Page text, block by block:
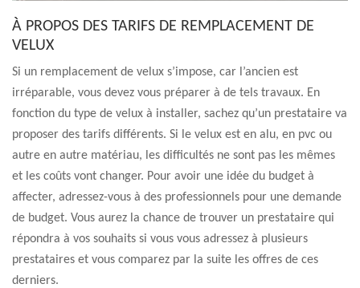
À PROPOS DES TARIFS DE REMPLACEMENT DE
VELUX
Si un remplacement de velux s’impose, car l’ancien est
irréparable, vous devez vous préparer à de tels travaux. En
fonction du type de velux à installer, sachez qu’un prestataire va
proposer des tarifs différents. Si le velux est en alu, en pvc ou
autre en autre matériau, les difficultés ne sont pas les mêmes
et les coûts vont changer. Pour avoir une idée du budget à
affecter, adressez-vous à des professionnels pour une demande
de budget. Vous aurez la chance de trouver un prestataire qui
répondra à vos souhaits si vous vous adressez à plusieurs
prestataires et vous comparez par la suite les offres de ces
derniers.